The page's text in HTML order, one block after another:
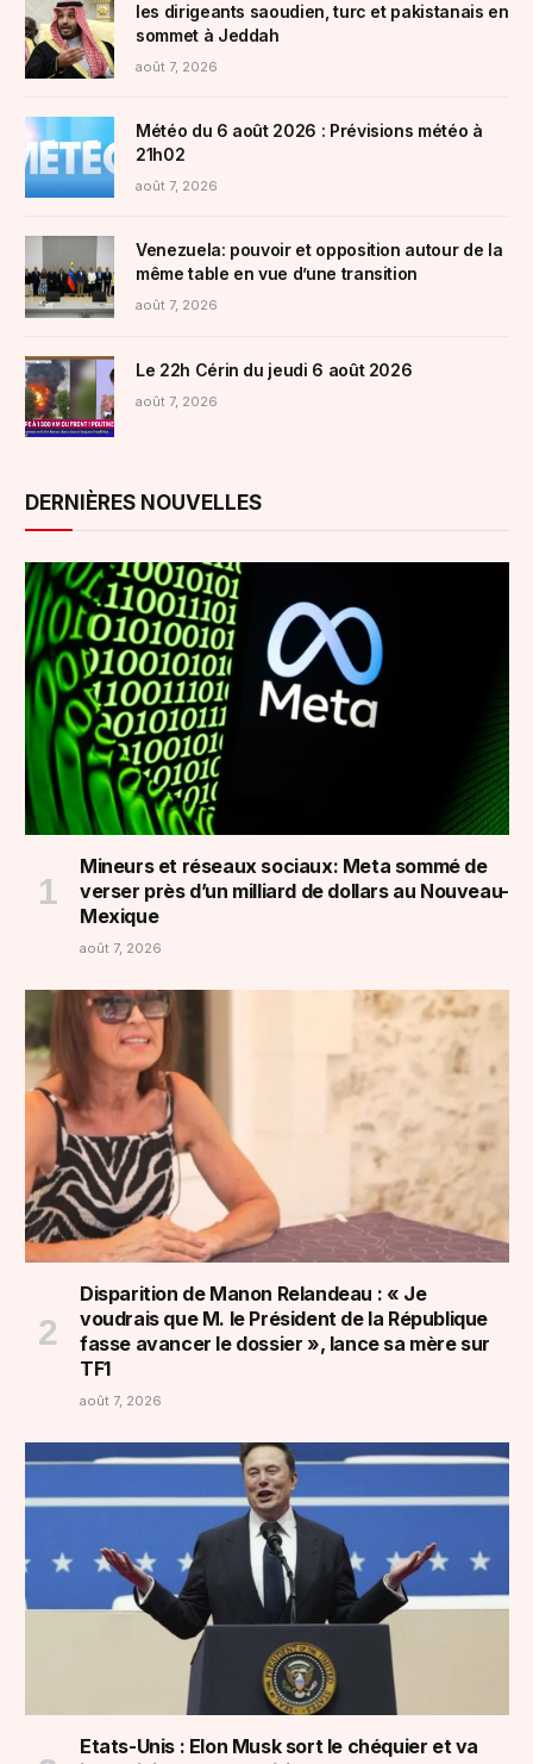
les dirigeants saoudien, turc et pakistanais en
sommet à Jeddah
août 7, 2026
Météo du 6 août 2026 : Prévisions météo à
21h02
août 7, 2026
Venezuela: pouvoir et opposition autour de la
même table en vue d’une transition
août 7, 2026
Le 22h Cérin du jeudi 6 août 2026
août 7, 2026
DERNIÈRES NOUVELLES
Mineurs et réseaux sociaux: Meta sommé de
verser près d’un milliard de dollars au Nouveau-
Mexique
août 7, 2026
Disparition de Manon Relandeau : « Je
voudrais que M. le Président de la République
fasse avancer le dossier », lance sa mère sur
TF1
août 7, 2026
Etats-Unis : Elon Musk sort le chéquier et va